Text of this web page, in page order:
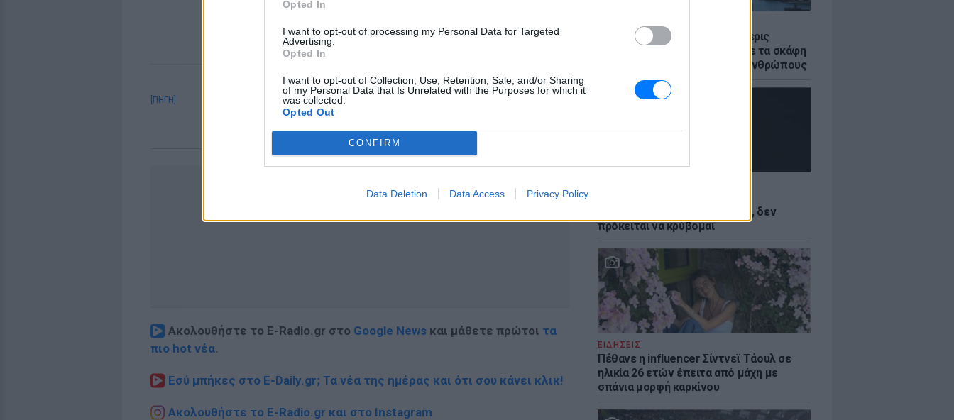
Opted In
I want to opt-out of processing my Personal Data for Targeted
Advertising.
Opted In
I want to opt-out of Collection, Use, Retention, Sale, and/or Sharing
of my Personal Data that Is Unrelated with the Purposes for which it
was collected.
Opted Out
CONFIRM
Data Deletion Data Access Privacy Policy
Φωτιά στο Ρέθυμνο: Οι τέσσερις
«ήρωες της θάλασσας» που με τα σκάφη
τους έσωσαν πάνω από 100 ανθρώπους
ασχολούνται με το δέρμα μου, δεν
πρόκειται να κρύβομαι
ΕΙΔΗΣΕΙΣ
Πέθανε η influencer Σίντνεϊ Τάουλ σε
ηλικία 26 ετών έπειτα από μάχη με
σπάνια μορφή καρκίνου
[ΠΗΓΗ]
ΔΙΑΦΗΜΙΣΗ
Ακολουθήστε το E-Radio.gr στο Google News και μάθετε πρώτοι τα
πιο hot νέα.
Εσύ μπήκες στο E-Daily.gr; Τα νέα της ημέρας και ότι σου κάνει κλικ!
Ακολουθήστε το E-Radio.gr και στο Instagram